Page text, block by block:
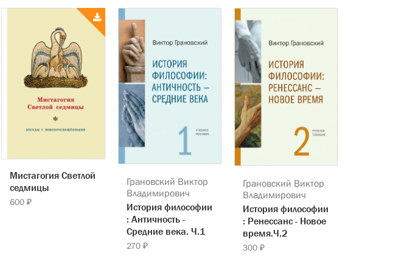
Мистагогия Светлой
седмицы
600 ₽
Грановский Виктор
Владимирович
История философии
: Античность -
Средние века. Ч.1
270 ₽
Грановский Виктор
Владимирович
История философии
: Ренессанс - Новое
время.Ч.2
300 ₽